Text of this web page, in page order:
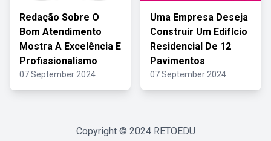
Redação Sobre O
Bom Atendimento
Mostra A Excelência E
Profissionalismo
07 September 2024
Uma Empresa Deseja
Construir Um Edifício
Residencial De 12
Pavimentos
07 September 2024
Copyright © 2024 RETOEDU